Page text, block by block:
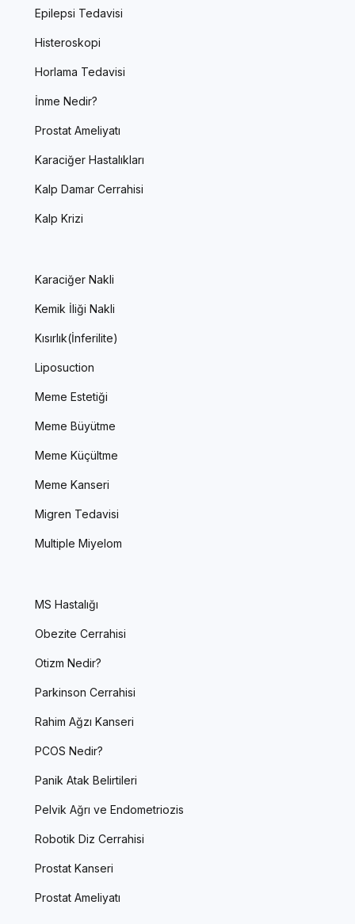
Epilepsi Tedavisi
Histeroskopi
Horlama Tedavisi
İnme Nedir?
Prostat Ameliyatı
Karaciğer Hastalıkları
Kalp Damar Cerrahisi
Kalp Krizi
Karaciğer Nakli
Kemik İliği Nakli
Kısırlık(İnferilite)
Liposuction
Meme Estetiği
Meme Büyütme
Meme Küçültme
Meme Kanseri
Migren Tedavisi
Multiple Miyelom
MS Hastalığı
Obezite Cerrahisi
Otizm Nedir?
Parkinson Cerrahisi
Rahim Ağzı Kanseri
PCOS Nedir?
Panik Atak Belirtileri
Pelvik Ağrı ve Endometriozis
Robotik Diz Cerrahisi
Prostat Kanseri
Prostat Ameliyatı